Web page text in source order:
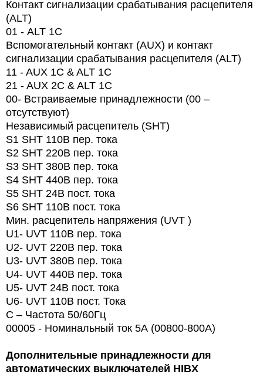
Контакт сигнализации срабатывания расцепителя
(ALT)
01 - ALT 1C
Вспомогательный контакт (AUX) и контакт
сигнализации срабатывания расцепителя (ALT)
11 - AUX 1C & ALT 1C
21 - AUX 2C & ALT 1C
00- Встраиваемые принадлежности (00 –
отсутствуют)
Независимый расцепитель (SHT)
S1 SHT 110В пер. тока
S2 SHT 220В пер. тока
S3 SHT 380В пер. тока
S4 SHT 440В пер. тока
S5 SHT 24В пост. тока
S6 SHT 110В пост. тока
Мин. расцепитель напряжения (UVT )
U1- UVT 110В пер. тока
U2- UVT 220В пер. тока
U3- UVT 380В пер. тока
U4- UVT 440В пер. тока
U5- UVT 24В пост. тока
U6- UVT 110В пост. Тока
С – Частота 50/60Гц
00005 - Номинальный ток 5А (00800-800A)
Дополнительные принадлежности для
автоматических выключателей HIBX